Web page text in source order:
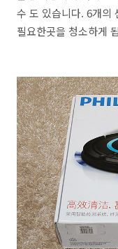
수 도 있습니다. 6개의
필요한곳을 청소하게